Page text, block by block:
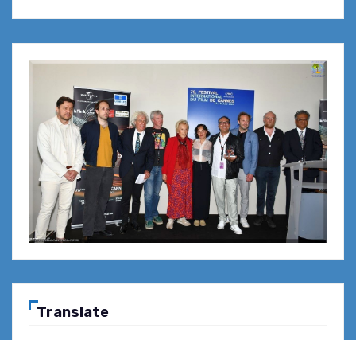
Translate